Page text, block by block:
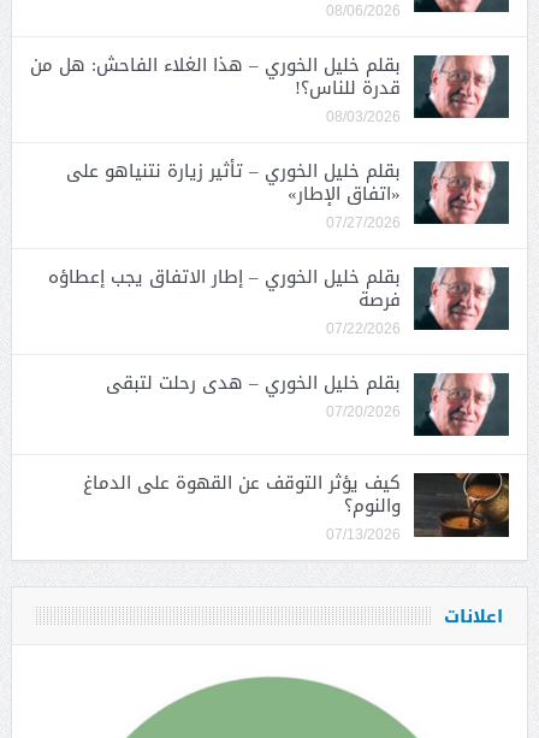
08/06/2026
بقلم خليل الخوري – هذا الغلاء الفاحش: هل من
قدرة للناس؟!
08/03/2026
بقلم خليل الخوري – تأثير زيارة نتنياهو على
«اتفاق الإطار»
07/27/2026
بقلم خليل الخوري – إطار الاتفاق يجب إعطاؤه
فرصة
07/22/2026
بقلم خليل الخوري – هدى رحلت لتبقى
07/20/2026
كيف يؤثر التوقف عن القهوة على الدماغ
والنوم؟
07/13/2026
اعلانات